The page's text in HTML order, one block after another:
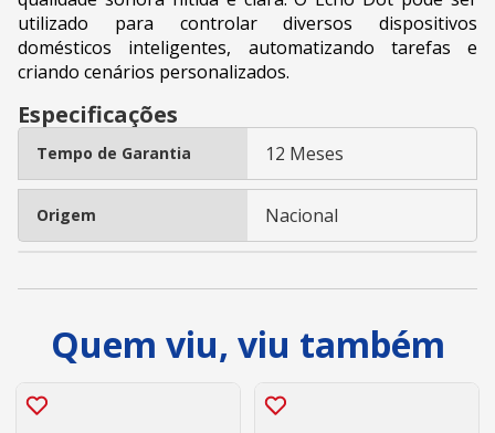
utilizado para controlar diversos dispositivos
domésticos inteligentes, automatizando tarefas e
criando cenários personalizados.
Especificações
Tempo de Garantia 12 Meses
Origem Nacional
Quem viu, viu também